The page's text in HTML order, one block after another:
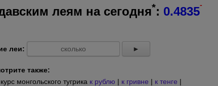
леям на сегодня*: 0.4835-
леи: ►
также:
курс монгольского тугрика к рублю | к гривне | к тенге |